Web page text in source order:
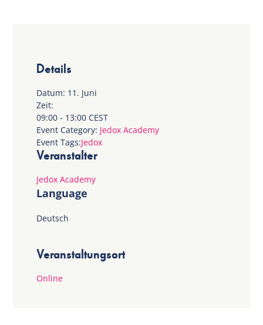
Details
Datum: 11. Juni
Zeit:
09:00 - 13:00CEST
Event Category: Jedox Academy
Event Tags:Jedox
Veranstaltungsort
Online
Veranstalter
Jedox Academy
Language
Deutsch